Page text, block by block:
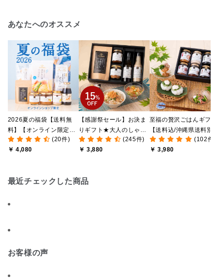
あなたへのオススメ
2026夏の福袋【送料無
料】【オンライン限定】
【ポイントキャンペーン
実施中】【のし・ラッピ
(20件)
￥ 4,080
【感謝祭セール】お決ま
りギフト★大人のしゃけ
しゃけめんたい入り【送
料込/沖縄県送料別途】
(245件)
￥ 3,880
至福の贅沢ごはんギフト
【送料込/沖縄県送料別
途】【化粧箱包装付/オン
ライン限定】
(102件)
￥ 3,980
最近チェックした商品
お客様の声